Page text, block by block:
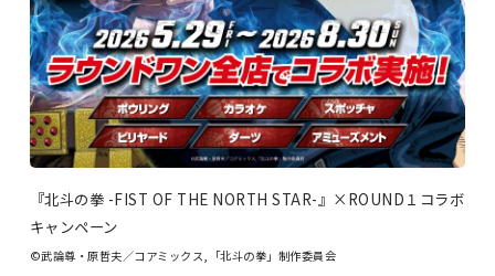
『北斗の拳 -FIST OF THE NORTH STAR-』×ROUND１コラボ
キャンペーン
©武論尊・原哲夫／コアミックス,「北斗の拳」制作委員会